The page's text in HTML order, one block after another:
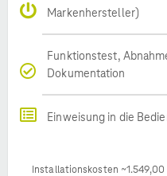
Markenhersteller)
Funktionstest,
Dokumentation
Einweisung in die
Installationskosten ~1.549,00